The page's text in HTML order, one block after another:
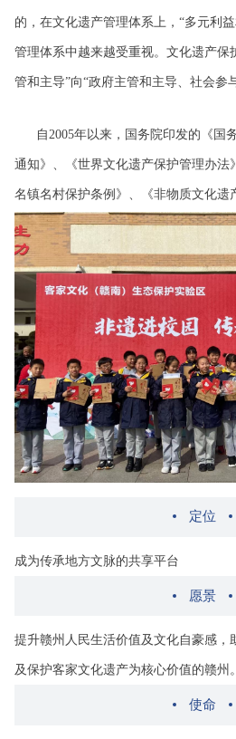
的，在文化遗产管理体系上，“多元利
管理体系中越来越受重视。文化遗产保
管和主导”向“政府主管和主导、社会参
自2005年以来，国务院印发的《国
通知》、《世界文化遗产保护管理办法
名镇名村保护条例》、《非物质文化遗
都对社会参与的重要性予以强调，并从
要求。
2020年，经由赣州市文化广电新闻
市民间非物质文化遗产研究院。这是组
护的重要举措，为文化遗产的保护提供
两年多的时间，我们匠心耕耘，始终以
的保护，非遗数字化、非遗新媒体、非
遗进社区、非遗进景区、守艺人公社
品牌的建设；多次提出新的文化+思维
始于此，为更广度的服务和联动各方
——赣州市客家文化遗产研究院，倾注
研究院2.0时代正在开启——不止于此
定位
成为传承地方文脉的共享平台
愿景
提升赣州人民生活价值及文化自豪感，
及保护客家文化遗产为核心价值的赣州。
使命